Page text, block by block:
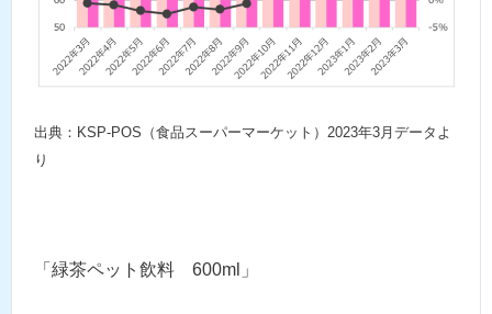
出典：KSP-POS（食品スーパーマーケット）2023年3月データよ
り
「緑茶ペット飲料 600ml」